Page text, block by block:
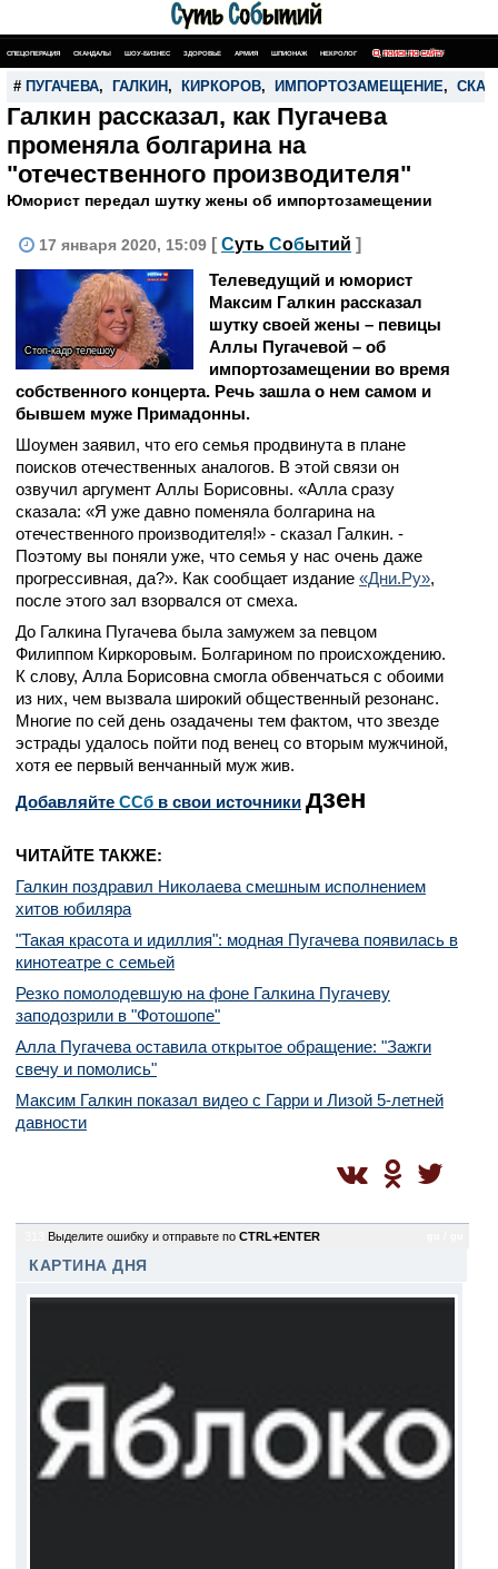
СПЕЦОПЕРАЦИЯ СКАНДАЛЫ ШОУ-БИЗНЕС ЗДОРОВЬЕ АРМИЯ ШПИОНАЖ НЕКРОЛОГ ПОИСК ПО САЙТУ
# ПУГАЧЕВА, ГАЛКИН , КИРКОРОВ, ИМПОРТОЗАМЕЩЕНИЕ,
Галкин рассказал, как Пугачева
променяла болгарина на
"отечественного производителя"
Юморист передал шутку жены об импортозамещении
17 января 2020, 15:09 [ Суть Событий ]
Стоп-кадр телешоу
Телеведущий и юморист
Максим Галкин рассказал
шутку своей жены – певицы
Аллы Пугачевой – об
импортозамещении во время
собственного концерта. Речь зашла о нем самом и
бывшем муже Примадонны.
Шоумен заявил, что его семья продвинута в плане
поисков отечественных аналогов. В этой связи он
озвучил аргумент Аллы Борисовны. «Алла сразу
сказала: «Я уже давно поменяла болгарина на
отечественного производителя!» - сказал Галкин. -
Поэтому вы поняли уже, что семья у нас очень даже
прогрессивная, да?». Как сообщает издание «Дни.Ру»,
после этого зал взорвался от смеха.
До Галкина Пугачева была замужем за певцом
Филиппом Киркоровым. Болгарином по происхождению.
К слову, Алла Борисовна смогла обвенчаться с обоими
из них, чем вызвала широкий общественный резонанс.
Многие по сей день озадачены тем фактом, что звезде
эстрады удалось пойти под венец со вторым мужчиной,
хотя ее первый венчанный муж жив.
Добавляйте CСб в свои источники дзен
ЧИТАЙТЕ ТАКЖЕ:
Галкин поздравил Николаева смешным исполнением
хитов юбиляра
"Такая красота и идиллия": модная Пугачева появилась в
кинотеатре с семьей
Резко помолодевшую на фоне Галкина Пугачеву
заподозрили в "Фотошопе"
Алла Пугачева оставила открытое обращение: "Зажги
свечу и помолись"
Максим Галкин показал видео с Гарри и Лизой 5-летней
давности
Выделите ошибку и отправьте по CTRL+ENTER
КАРТИНА ДНЯ